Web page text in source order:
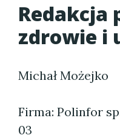
Redakcja
zdrowie i
Michał Możejko
Firma: Polinfor
03